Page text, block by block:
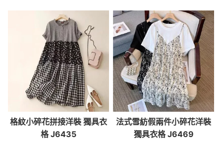
格紋小碎花拼接洋裝 獨具衣
格 J6435
法式雪紡假兩件小碎花洋裝
獨具衣格 J6469